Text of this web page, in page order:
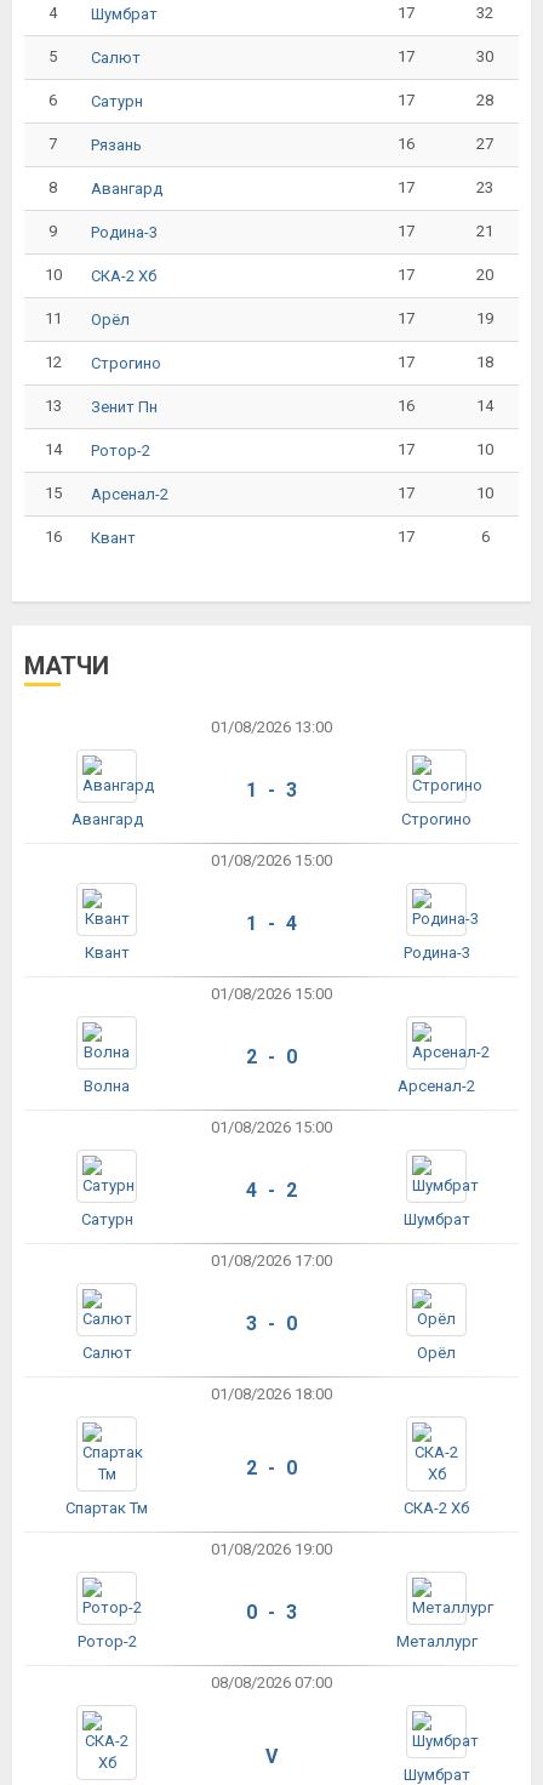
4 Шумбрат 17 32
5 Салют 17 30
6 Сатурн 17 28
7 Рязань 16 27
8 Авангард 17 23
9 Родина-3 17 21
10 СКА-2 Хб 17 20
11 Орёл 17 19
12 Строгино 17 18
13 Зенит Пн 16 14
14 Ротор-2 17 10
15 Арсенал-2 17 10
16 Квант 17 6
МАТЧИ
01/08/2026 13:00
Авангард
1 - 3
Строгино
01/08/2026 15:00
Квант
1 - 4
Родина-3
01/08/2026 15:00
Волна
2 - 0
Арсенал-2
01/08/2026 15:00
Сатурн
4 - 2
Шумбрат
01/08/2026 17:00
Салют
3 - 0
Орёл
01/08/2026 18:00
Спартак Тм
2 - 0
СКА-2 Хб
01/08/2026 19:00
Ротор-2
0 - 3
Металлург
08/08/2026 07:00
V
Шумбрат